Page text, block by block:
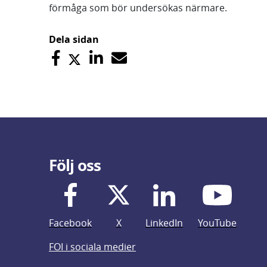
förmåga som bör undersökas närmare.
Dela sidan
Följ oss
Facebook X LinkedIn
YouTube
FOI i sociala medier